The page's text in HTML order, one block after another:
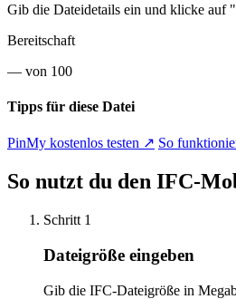
Gib die Dateidetails ein und klicke auf
Bereitschaft
— von 100
Tipps für diese Datei
PinMy kostenlos testen ↗ So
So nutzt du den IFC-
Schritt 1
Dateigröße eingeben
Gib die IFC-Dateigröße in